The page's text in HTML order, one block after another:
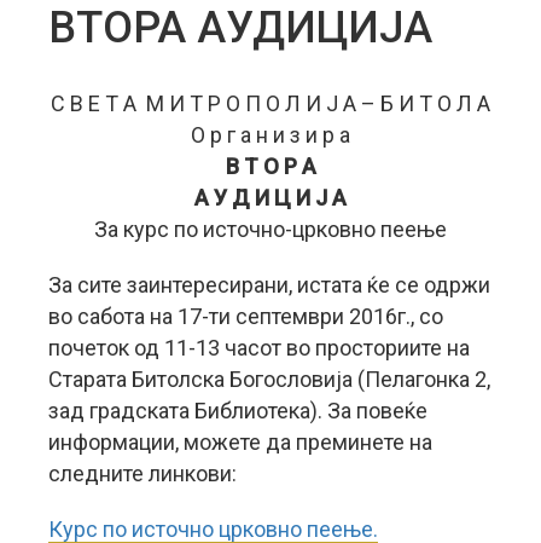
ВТОРА АУДИЦИЈА
С В Е Т А М И Т Р О П О Л И Ј А – Б И Т О Л А
О р г а н и з и р а
В Т О Р А
А У Д И Ц И Ј А
За курс по источно-црковно пеење
За сите заинтересирани, истата ќе се одржи
во сабота на 17-ти септември 2016г., со
почеток од 11-13 часот во просториите на
Старата Битолска Богословија (Пелагонка 2,
зад градската Библиотека). За повеќе
информации, можете да преминете на
следните линкови:
Курс по источно црковно пеење.